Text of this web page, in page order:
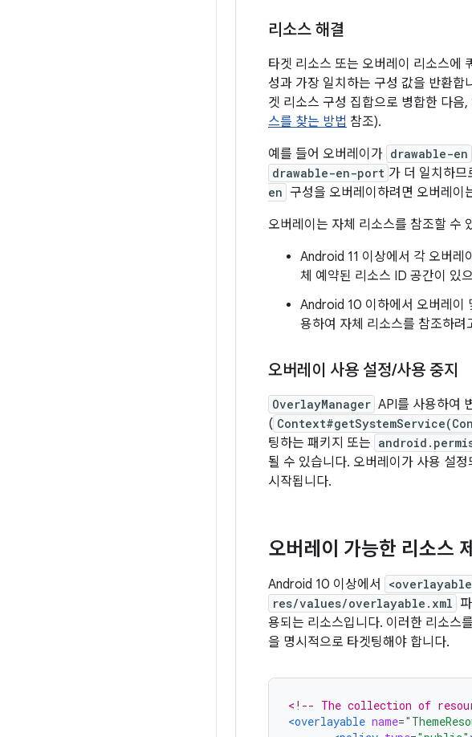
리소스 해결
타겟 리소스 또는 오버레이 리소스에
성과 가장 일치하는 구성 값을 반환
겟 리소스 구성 집합으로 병합한 다
스를 찾는 방법 참조).
예를 들어 오버레이가 drawable-en
drawable-en-port 가 더 일치하므
en 구성을 오버레이하려면 오버레이
오버레이는 자체 리소스를 참조할 수
Android 11 이상에서 각 오버레
체 예약된 리소스 ID 공간이 있
Android 10 이하에서 오버레이
용하여 자체 리소스를 참조하
오버레이 사용 설정/사용 중지
OverlayManager API를 사용하여
(
팅하는 패키지 또는
될 수 있습니다. 오버레이가 사용 설
시작됩니다.
오버레이 가능한 리소스
Android 10 이상에서
res/values/overlayable.xml
용되는 리소스입니다. 이러한 리소스
을 명시적으로 타겟팅해야 합니다.
<!-- The collection of
<overlayable name=